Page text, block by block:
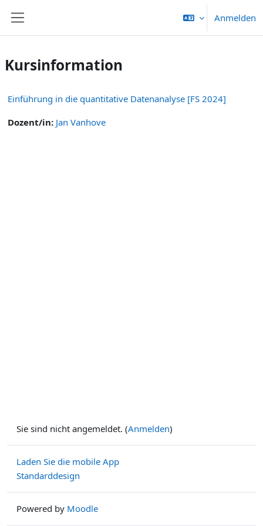
Anmelden
Kursinformation
Einführung in die quantitative Datenanalyse [FS 2024]
Dozent/in: Jan Vanhove
Sie sind nicht angemeldet. (Anmelden)
Laden Sie die mobile App
Standarddesign
Powered by Moodle